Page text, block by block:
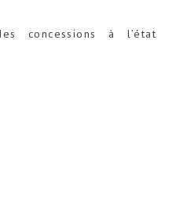
concessions à l’état